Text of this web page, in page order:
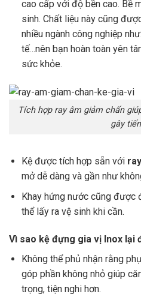
cao cấp với độ bền cao. Bề
sinh. Chất liệu này cũng
nhiều ngành công nghiệp
tế…nên bạn hoàn toàn yên
sức khỏe.
Tích hợp ray âm giảm chấn
gây
Kệ được tích hợp sẵn với
mở dễ dàng và gần như
Khay hứng nước cũng được
thể lấy ra vệ sinh khi cần.
Vì sao kệ đựng gia vị Inox lại
Không thể phủ nhận rằng
góp phần không nhỏ giúp
trọng, tiện nghi hơn.